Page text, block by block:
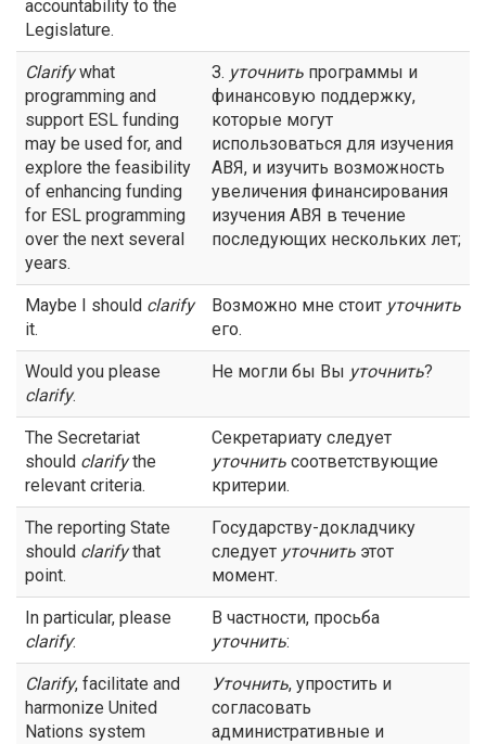
accountability to the
Legislature.
Clarifywhat
programming and
support ESL funding
may be used for, and
explore the feasibility
of enhancing funding
for ESL programming
over the next several
years.
З. уточнить программы и
финансовую поддержку,
которые могут
использоваться для изучения
АВЯ, и изучить возможность
увеличения финансирования
изучения АВЯ в течение
последующих нескольких лет;
Maybe I should clarify
it.
Возможно мне стоит уточнить
его.
Would you please
clarify.
Не могли бы Вы уточнить?
The Secretariat
should clarifythe
relevant criteria.
Секретариату следует
уточнить соответствующие
критерии.
The reporting State
should clarifythat
point.
Государству-докладчику
следует уточнить этот
момент.
In particular, please
clarify:
В частности, просьба
уточнить:
Clarify, facilitate and
harmonize United
Nations system
Уточнить, упростить и
согласовать
административные и